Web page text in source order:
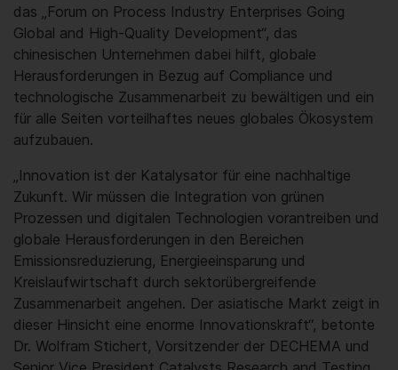
das „Forum on Process Industry Enterprises Going
Global and High-Quality Development“, das
chinesischen Unternehmen dabei hilft, globale
Herausforderungen in Bezug auf Compliance und
technologische Zusammenarbeit zu bewältigen und ein
für alle Seiten vorteilhaftes neues globales Ökosystem
aufzubauen.
„Innovation ist der Katalysator für eine nachhaltige
Zukunft. Wir müssen die Integration von grünen
Prozessen und digitalen Technologien vorantreiben und
globale Herausforderungen in den Bereichen
Emissionsreduzierung, Energieeinsparung und
Kreislaufwirtschaft durch sektorübergreifende
Zusammenarbeit angehen. Der asiatische Markt zeigt in
dieser Hinsicht eine enorme Innovationskraft“, betonte
Dr. Wolfram Stichert, Vorsitzender der DECHEMA und